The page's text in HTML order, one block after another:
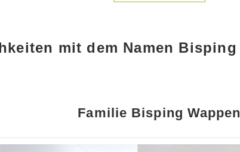
mit dem Namen Bisping
Familie Bisping Wappen